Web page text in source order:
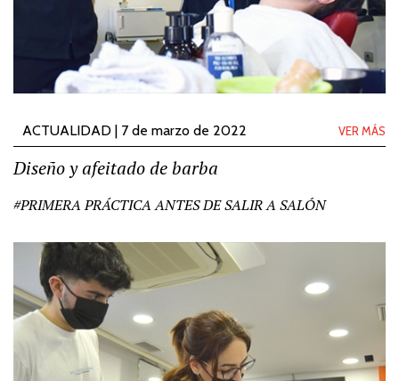
ACTUALIDAD | 7 de marzo de 2022 VER MÁS
Diseño y afeitado de barba
#PRIMERA PRÁCTICA ANTES DE SALIR A SALÓN